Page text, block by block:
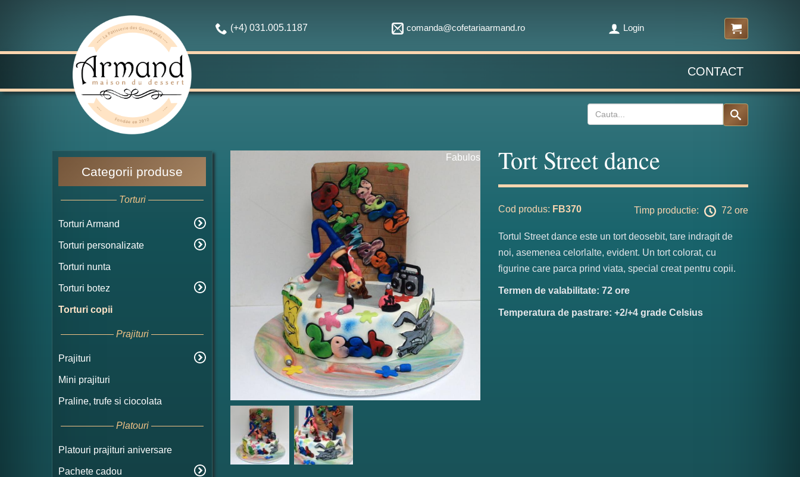
(+4) 031.005.1187 comanda@cofetariaarmand.ro Login
CONTACT
Categorii produse
Torturi
Torturi Armand
Torturi personalizate
Torturi nunta
Torturi botez
Torturi copii
Prajituri
Prajituri
Mini prajituri
Praline, trufe si ciocolata
Platouri
Platouri prajituri aniversare
Pachete cadou
Fabulos Tort Street dance
Cod produs: FB370 Timp productie: 72 ore
Tortul Street dance este un tort deosebit, tare indragit de
noi, asemenea celorlalte, evident. Un tort colorat, cu
figurine care parca prind viata, special creat pentru copii.
Termen de valabilitate: 72 ore
Temperatura de pastrare: +2/+4 grade Celsius